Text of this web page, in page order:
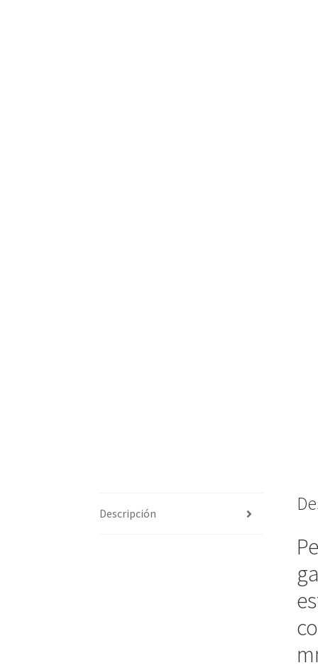
Descripción